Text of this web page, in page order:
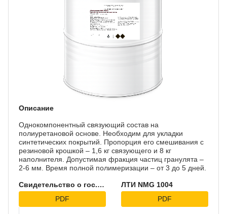
Описание
Однокомпонентный связующий состав на
полиуретановой основе. Необходим для укладки
синтетических покрытий. Пропорция его смешивания с
резиновой крошкой – 1,6 кг связующего и 8 кг
наполнителя. Допустимая фракция частиц гранулята –
2-6 мм. Время полной полимеризации – от 3 до 5 дней.
Свидетельство о гос.регистрации Полипласт 1004
PDF
ЛТИ NMG 1004
PDF